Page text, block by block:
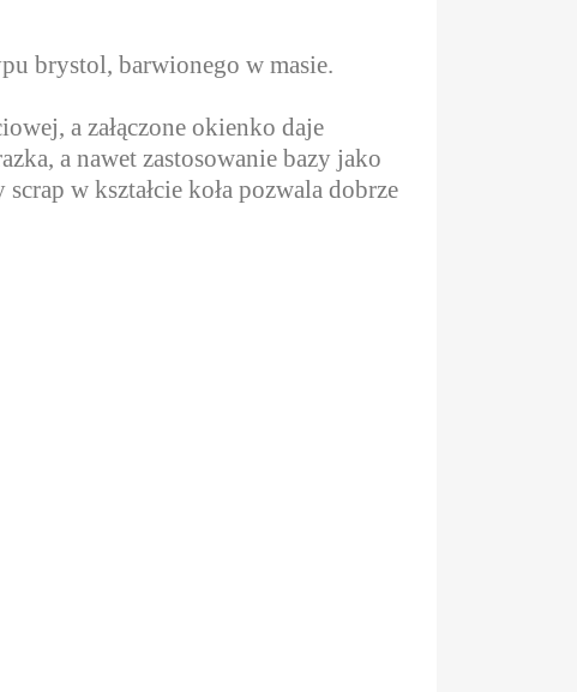
brystol, barwionego w masie.
a załączone okienko daje
a nawet zastosowanie bazy jako
w kształcie koła pozwala dobrze